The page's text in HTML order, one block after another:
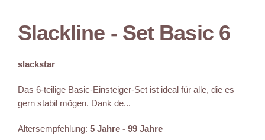
Slackline - Set Basic 6
slackstar
Das 6-teilige Basic-Einsteiger-Set ist ideal für alle, die es
gern stabil mögen. Dank de...
Altersempfehlung: 5 Jahre - 99 Jahre